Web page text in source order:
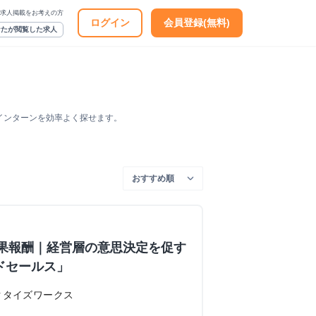
求人掲載をお考えの方
が閲覧した求人
ログイン 会員登録(無料)
ターンを効率よく探せます。
報酬｜経営層の意思決定を促す
ールス」
イズワークス